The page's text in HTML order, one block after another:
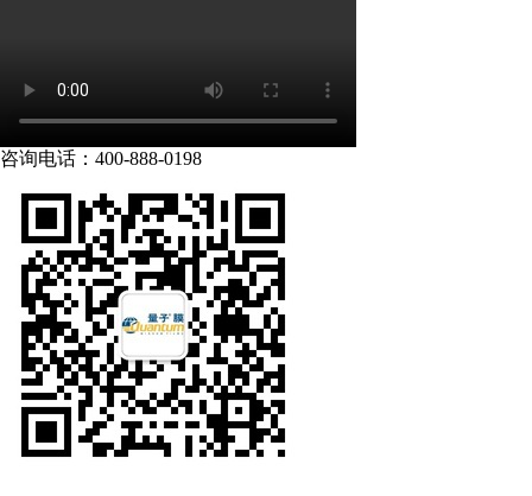
咨询电话：400-888-0198